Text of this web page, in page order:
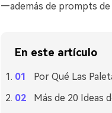
—además de prompts de
En este artículo
Por Qué Las
Más de 20 Ideas